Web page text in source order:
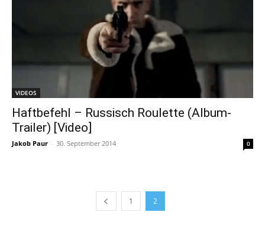
VIDEOS
Haftbefehl – Russisch Roulette (Album-
Trailer) [Video]
Jakob Paur - 30. September 2014 0
1 2